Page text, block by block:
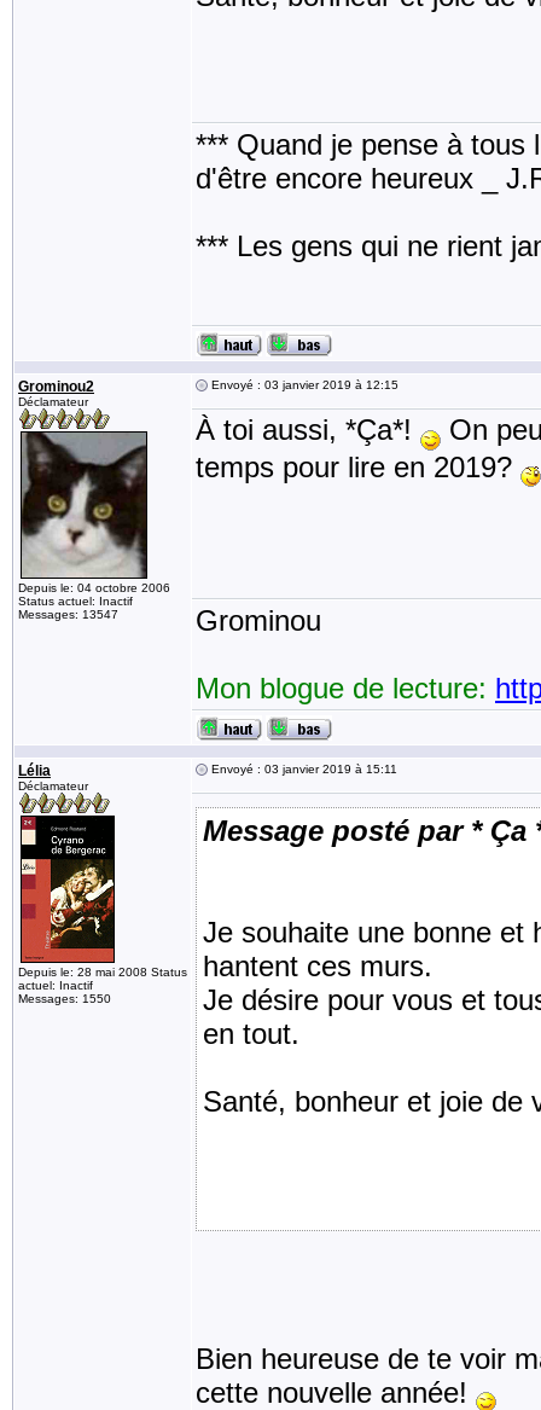
*** Quand je pense à tous
d'être encore heureux _
*** Les gens qui ne rient
Grominou2
Déclamateur
Depuis le: 04 octobre 2006
Status actuel: Inactif
Messages: 13547
Envoyé : 03 janvier 2019 à 12:15
À toi aussi, *Ça*!
On
temps pour lire en 2019?
Grominou
Mon blogue de lecture:
Lélia
Déclamateur
Depuis le: 28 mai 2008 Status
actuel: Inactif
Messages: 1550
Envoyé : 03 janvier 2019 à 15:11
Message posté par * Ça
Je souhaite une bonne et
hantent ces murs.
Je désire pour vous et
en tout.
Santé, bonheur et joie de
Bien heureuse de te voir
cette nouvelle année!